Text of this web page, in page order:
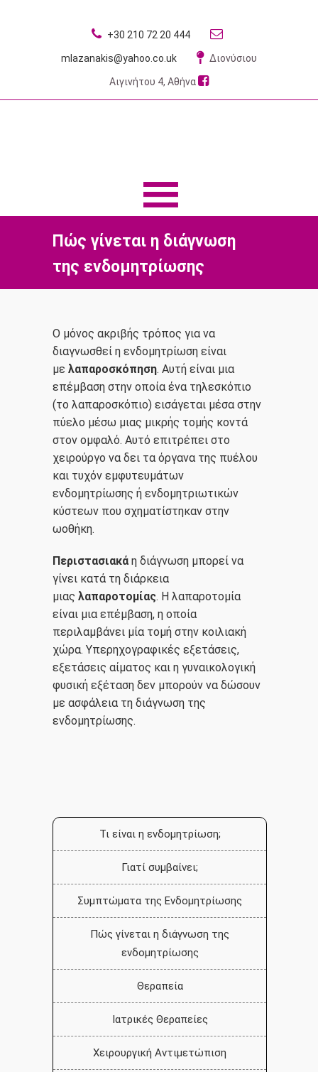
+30 210 72 20 444
mlazanakis@yahoo.co.uk Διονύσιου
Αιγινήτου 4, Αθήνα
Πώς γίνεται η διάγνωση
της ενδομητρίωσης
Ο μόνος ακριβής τρόπος για να
διαγνωσθεί η ενδομητρίωση είναι
με λαπαροσκόπηση. Αυτή είναι μια
επέμβαση στην οποία ένα τηλεσκόπιο
(το λαπαροσκόπιο) εισάγεται μέσα στην
πύελο μέσω μιας μικρής τομής κοντά
στον ομφαλό. Αυτό επιτρέπει στο
χειρούργο να δει τα όργανα της πυέλου
και τυχόν εμφυτευμάτων
ενδομητρίωσης ή ενδομητριωτικών
κύστεων που σχηματίστηκαν στην
ωοθήκη.
Περιστασιακά η διάγνωση μπορεί να
γίνει κατά τη διάρκεια
μιας λαπαροτομίας. Η λαπαροτομία
είναι μια επέμβαση, η οποία
περιλαμβάνει μία τομή στην κοιλιακή
χώρα. Υπερηχογραφικές εξετάσεις,
εξετάσεις αίματος και η γυναικολογική
φυσική εξέταση δεν μπορούν να δώσουν
με ασφάλεια τη διάγνωση της
ενδομητρίωσης.
Τι είναι η ενδομητρίωση;
Γιατί συμβαίνει;
Συμπτώματα της Ενδομητρίωσης
Πώς γίνεται η διάγνωση της
ενδομητρίωσης
Θεραπεία
Ιατρικές Θεραπείες
Χειρουργική Αντιμετώπιση
mlazanakis@yahoo.co.uk